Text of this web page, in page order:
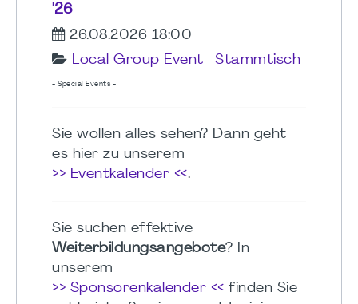
'26
26.08.2026 18:00
Local Group Event
Stammtisch
- Special Events -
Sie wollen alles sehen? Dann geht
es hier zu unserem
>> Eventkalender <<.
Sie suchen effektive
Weiterbildungsangebote? In
unserem
>> Sponsorenkalender << finden Sie